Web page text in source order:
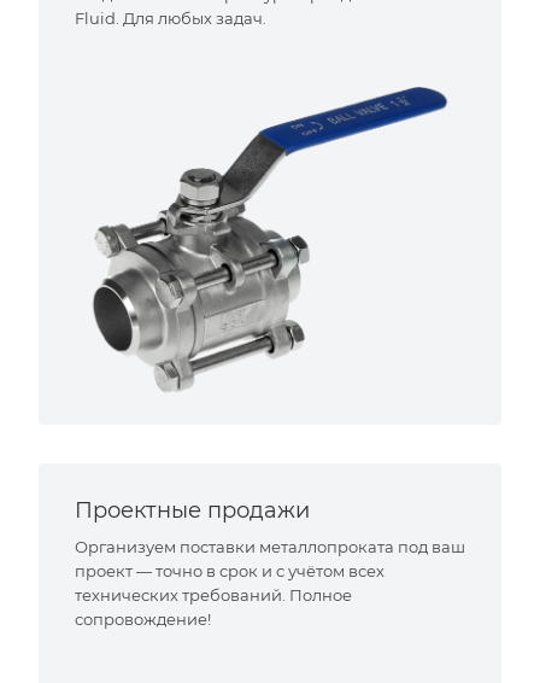
Fluid. Для любых задач.
Проектные продажи
Организуем поставки металлопроката под ваш
проект — точно в срок и с учётом всех
технических требований. Полное
сопровождение!